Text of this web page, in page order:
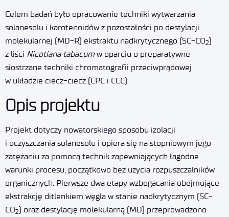
Celem badań było opracowanie techniki wytwarzania
solanesolu i karotenoidów z pozostałości po destylacji
molekularnej (MD-R) ekstraktu nadkrytycznego (SC-CO2)
z liści Nicotiana tabacumw oparciu o preparatywne
siostrzane techniki chromatografii przeciwprądowej
w układzie ciecz-ciecz (CPC i CCC).
Opis projektu
Projekt dotyczy nowatorskiego sposobu izolacji
i oczyszczania solanesolu i opiera się na stopniowym jego
zatężaniu za pomocą technik zapewniających łagodne
warunki procesu, początkowo bez użycia rozpuszczalników
organicznych. Pierwsze dwa etapy wzbogacania obejmujące
ekstrakcję ditlenkiem węgla w stanie nadkrytycznym (SC-
CO2) oraz destylację molekularną (MD) przeprowadzono